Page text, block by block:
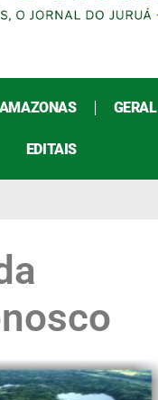
AMAZONAS GERAL
EDITAIS